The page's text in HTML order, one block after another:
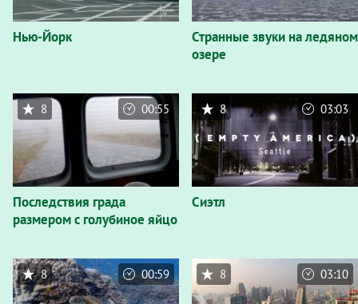
Нью-Йорк
Странные звуки на ледяном
озере
Последствия града
размером с голубиное яйцо
8 00:55
Сиэтл
8 03:03
8 00:59 8 03:10